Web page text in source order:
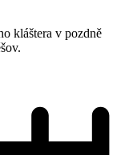
kláštera v pozdně